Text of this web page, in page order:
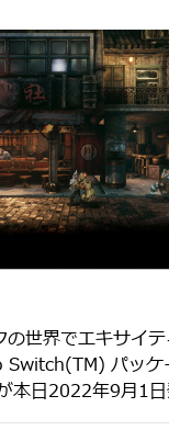
の世界でエキサイ
パッケ
本日2022年9月1日